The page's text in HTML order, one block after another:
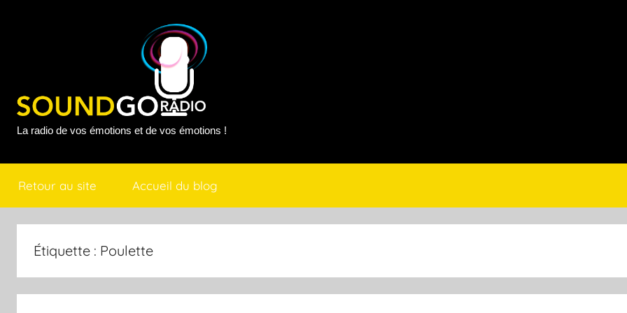
Sound
Go
Radio
La radio de vos émotions et de vos émotions !
Retour au site Accueil du blog
Étiquette : Poulette